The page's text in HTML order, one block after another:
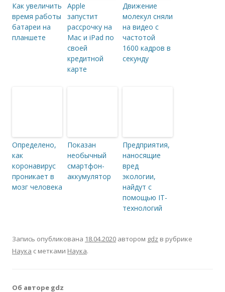
Как увеличить
время работы
батареи на
планшете
Apple
запустит
рассрочку на
Mac и iPad по
своей
кредитной
карте
Движение
молекул сняли
на видео с
частотой
1600 кадров в
секунду
Определено,
как
коронавирус
проникает в
мозг человека
Показан
необычный
смартфон-
аккумулятор
Предприятия,
наносящие
вред
экологии,
найдут с
помощью IT-
технологий
Запись опубликована 18.04.2020 автором gdz в рубрике
Наука с метками Наука.
Об авторе gdz